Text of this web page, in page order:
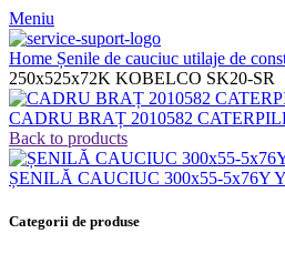
Meniu
Home Șenile de cauciuc utilaje de
250x525x72K KOBELCO SK20-SR
CADRU BRAȚ 2010582
Back to products
ȘENILĂ CAUCIUC 300x55-5x76Y
Categorii de produse